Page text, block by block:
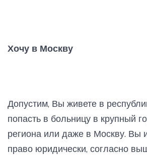
Хочу в Москву
Допустим, Вы живете в
попасть в больницу в крупный
региона или даже в Москву. Вы
право юридически, согласно